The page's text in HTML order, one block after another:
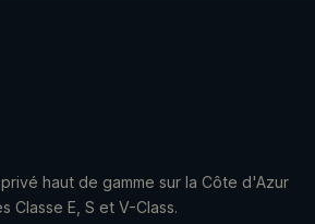
haut de gamme sur la Côte d'Azur
Classe E, S et V-Class.